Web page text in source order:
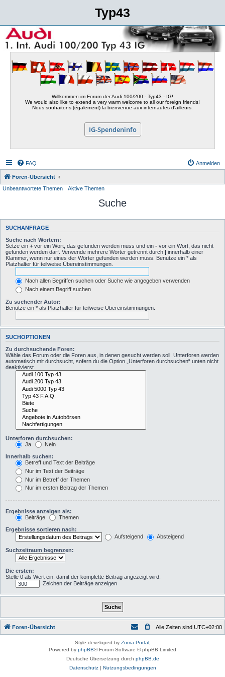
Typ43
Willkommen im Forum der Audi 100/200 - Typ43 - IG!
We would also like to extend a very warm welcome to all our foreign friends!
Nous souhaitons (également) la bienvenue aux internautes d'ailleurs.
IG-Spendeninfo
FAQ Anmelden
Foren-Übersicht
Unbeantwortete Themen
Aktive Themen
Suche
SUCHANFRAGE
Suche nach Wörtern:
Setze ein + vor ein Wort, das gefunden werden muss und ein - vor ein Wort, das nicht
gefunden werden darf. Verwende mehrere Wörter getrennt durch
innerhalb einer
Klammer, wenn nur eines der Wörter gefunden werden muss. Benutze ein * als
Platzhalter für teilweise Übereinstimmungen.
Nach allen Begriffen suchen oder Suche wie angegeben verwenden
Nach einem Begriff suchen
Zu suchender Autor:
Benutze ein * als Platzhalter für teilweise Übereinstimmungen.
SUCHOPTIONEN
Zu durchsuchende Foren:
Wähle das Forum oder die Foren aus, in denen gesucht werden soll. Unterforen werden
automatisch mit durchsucht, sofern du die Option „Unterforen durchsuchen“ unten nicht
deaktivierst.
Unterforen durchsuchen:
Ja
Nein
Innerhalb suchen:
Betreff und Text der Beiträge
Nur im Text der Beiträge
Nur im Betreff der Themen
Nur im ersten Beitrag der Themen
Ergebnisse anzeigen als:
Beiträge
Themen
Ergebnisse sortieren nach:
Aufsteigend
Absteigend
Suchzeitraum begrenzen:
Die ersten:
Stelle 0 als Wert ein, damit der komplette Beitrag angezeigt wird.
Zeichen der Beiträge anzeigen
Foren-Übersicht Alle Zeiten sind UTC+02:00
Style developed by Zuma Portal,
Powered by phpBB® Forum Software © phpBB Limited
Deutsche Übersetzung durch phpBB.de
Datenschutz| Nutzungsbedingungen